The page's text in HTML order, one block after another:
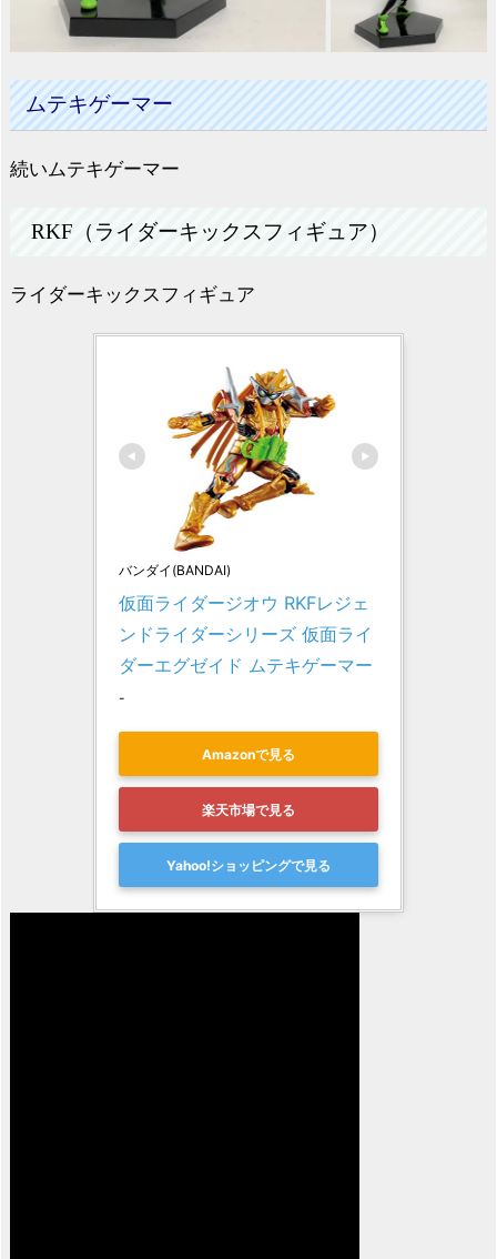
ムテキゲーマー
続いムテキゲーマー
RKF（ライダーキックスフィギュア）
ライダーキックスフィギュア
バンダイ(BANDAI)
仮面ライダージオウ RKFレジェ
ンドライダーシリーズ 仮面ライ
ダーエグゼイド ムテキゲーマー
-
Amazonで見る
楽天市場で見る
Yahoo!ショッピングで見る